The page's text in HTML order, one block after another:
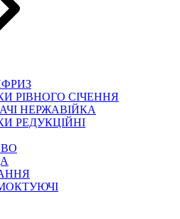
РІВНОГО СІЧЕННЯ
НЕРЖАВІЙКА
РЕДУКЦІЙНІ